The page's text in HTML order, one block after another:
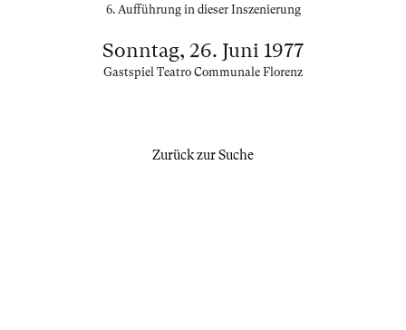
6. Aufführung in dieser Inszenierung
Sonntag, 26. Juni 1977
Gastspiel Teatro Communale Florenz
Zurück zur Suche